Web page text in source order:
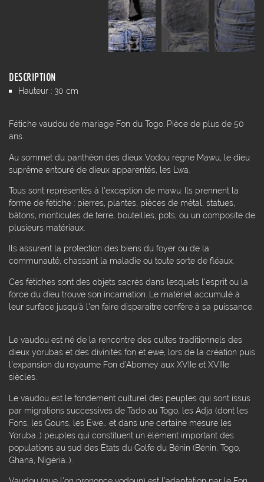
DESCRIPTION
Hauteur : 30 cm
Fétiche vaudou de mariage Fon du Togo. Pièce de plus de 50
ans.
Au sommet du panthéon des dieux Vodou règne Mawu, le dieu
suprême entouré de dieux apparentés, les Lwa.
Tous sont représentés à l'exception de mawu. Ils prennent la
forme de fétiche : pierres, plantes, pièces de métal, statues,
bâtons, monticules de terre, bouteilles, pots, ou un composite de
plusieurs matériaux.
Ils assurent la protection des biens du foyer ou de la
communauté, chassant la maladie ou toute sorte de fléaux.
Ces fétiches sont des objets sacrés dans lesquels l'esprit ou la
force du dieu trouve son incarnation. Le matériel accumulé à
leur surface jusqu'à l'en faire disparaitre confère à sa puissance.
Le vaudou est né de la rencontre des cultes traditionnels des
dieux yorubas et des divinités fon et ewe, lors de la création puis
l'expansion du royaume Fon d'Abomey aux XVIIe et XVIIIe
siècles.
Le vaudou est le fondement culturel des peuples qui sont issus
par migrations successives de Tado au Togo, les Adja (dont les
Fons, les Gouns, les Ewe… et dans une certaine mesure les
Yoruba…) peuples qui constituent un élément important des
populations au sud des États du Golfe du Bénin (Bénin, Togo,
Ghana, Nigéria…).